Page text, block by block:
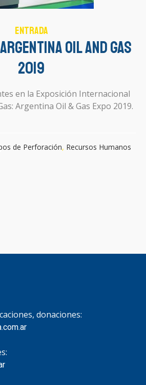
Entrada
Oil and Gas
2019
en la Exposición Internacional
Argentina Oil & Gas Expo 2019.
de Perforación, Recursos Humanos
donaciones: